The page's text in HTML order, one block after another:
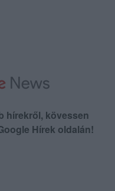
hírekről, kövessen
Hírek oldalán!